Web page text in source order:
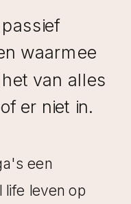
een
life leven op
waarmee
van alles
er niet in.